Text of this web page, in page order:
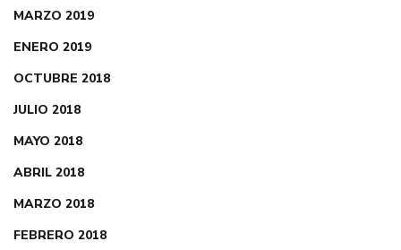
MARZO 2019
ENERO 2019
OCTUBRE 2018
JULIO 2018
MAYO 2018
ABRIL 2018
MARZO 2018
FEBRERO 2018